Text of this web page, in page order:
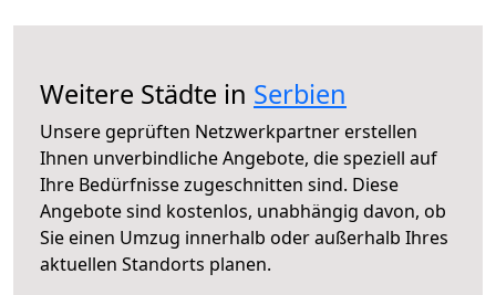
Weitere Städte in Serbien
Unsere geprüften Netzwerkpartner erstellen
Ihnen unverbindliche Angebote, die speziell auf
Ihre Bedürfnisse zugeschnitten sind. Diese
Angebote sind kostenlos, unabhängig davon, ob
Sie einen Umzug innerhalb oder außerhalb Ihres
aktuellen Standorts planen.